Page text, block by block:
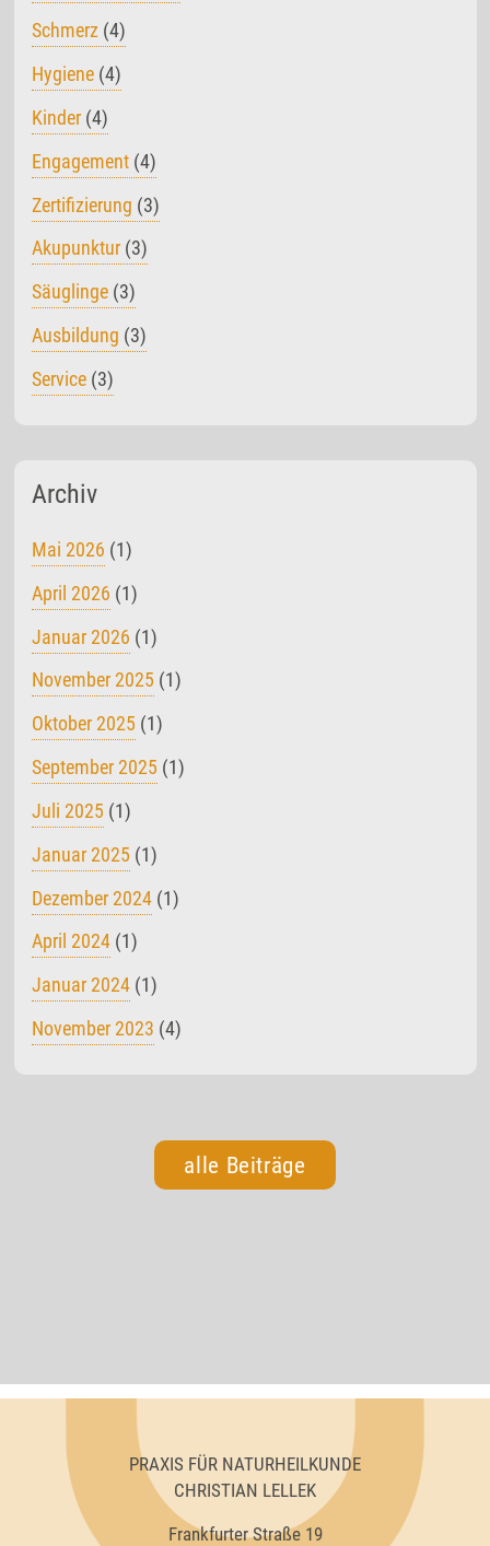
Schmerz (4)
Hygiene (4)
Kinder (4)
Engagement (4)
Zertifizierung (3)
Akupunktur (3)
Säuglinge (3)
Ausbildung (3)
Service (3)
Archiv
Mai 2026 (1)
April 2026 (1)
Januar 2026 (1)
November 2025 (1)
Oktober 2025 (1)
September 2025 (1)
Juli 2025 (1)
Januar 2025 (1)
Dezember 2024(1)
April 2024(1)
Januar 2024(1)
November 2023 (4)
alle Beiträge
PRAXIS FÜR NATURHEILKUNDE
CHRISTIAN LELLEK
Frankfurter Straße 19